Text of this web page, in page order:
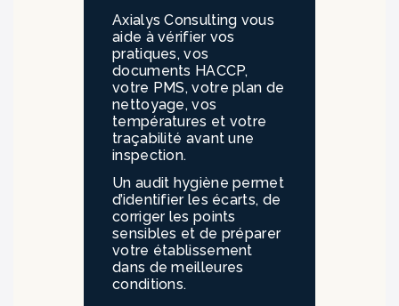
Axialys Consulting vous
aide à vérifier vos
pratiques, vos
documents HACCP,
votre PMS, votre plan de
nettoyage, vos
températures et votre
traçabilité avant une
inspection.
Un audit hygiène permet
d’identifier les écarts, de
corriger les points
sensibles et de préparer
votre établissement
dans de meilleures
conditions.